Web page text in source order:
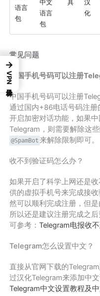
语言
包
中文
语言
包
具
汉
化
常见问题
中国手机号码可以注册
中国手机号码可以注册
通过国内+86电话号码注
开启加密对话功能，如果
Telegram，则需要解除这
@SpamBot 来解除限制即可。
收不到验证码怎么办？
如果开启了科学上网还是
供的虚拟手机号来完成接
然可以顺利完成注册，但
所以还是建议注册完成之
可参考：Telegram电报收
Telegram怎么设置中文？
直接从官网下载的
过汉化Telegram来添加中
Telegram中文设置教程及
→
VPN梯子目录